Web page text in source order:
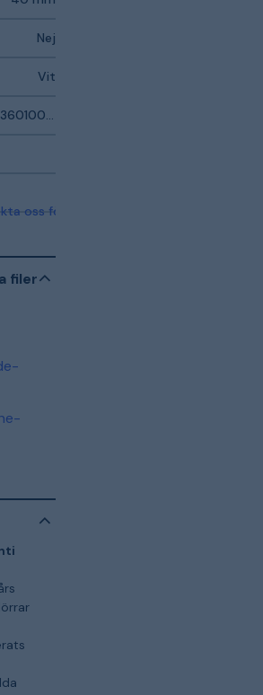
Nej
Vit
5700360100062
oss för mer information
filer